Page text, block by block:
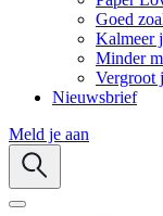
Goed
Kalmeer
Minder
Vergroot
Nieuwsbrief
Meld je aan